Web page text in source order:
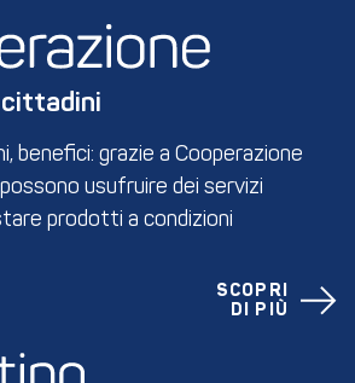
cittadini
benefici: grazie a Cooperazione
usufruire dei servizi
prodotti a condizioni
SCOPRI
DI PIÙ